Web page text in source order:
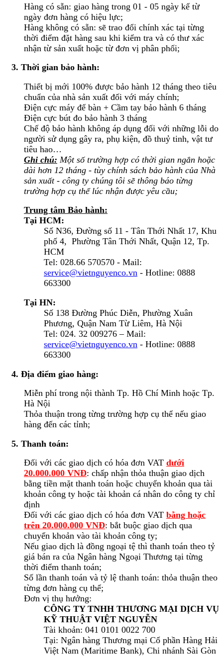
Hàng có sẵn: giao hàng trong 01 - 05 ngày kể từ
ngày đơn hàng có hiệu lực;
Hàng không có sẵn: sẽ trao đổi chính xác tại từng
thời điểm đặt hàng sau khi kiểm tra và có thư xác
nhận từ sản xuất hoặc từ đơn vị phân phối;
3. Thời gian bảo hành:
Thiết bị mới 100% được bảo hành 12 tháng theo tiêu
chuẩn của nhà sản xuất đối với máy chính;
Điện cực máy để bàn + Cầm tay bảo hành 6 tháng
Điện cực bút đo bảo hành 3 tháng
Chế độ bảo hành không áp dụng đối với những lỗi do
người sử dụng gây ra, phụ kiện, đồ thuỷ tinh, vật tư
tiêu hao…
Ghi chú: Một số trường hợp có thời gian ngắn hoặc
dài hơn 12 tháng - tùy chính sách bảo hành của Nhà
sản xuất - công ty chúng tôi sẽ thông báo từng
trường hợp cụ thể lúc nhận được yêu cầu;
Trung tâm Bảo hành:
Tại HCM:
Số N36, Đường số 11 - Tân Thới Nhất 17, Khu
phố 4, Phường Tân Thới Nhất, Quận 12, Tp.
HCM
Tel: 028.66 570570 - Mail:
service@vietnguyenco.vn - Hotline: 0888
663300
Tại HN:
Số 138 Đường Phúc Diễn, Phường Xuân
Phương, Quận Nam Từ Liêm, Hà Nội
Tel: 024. 32 009276 – Mail:
service@vietnguyenco.vn - Hotline: 0888
663300
4. Địa điểm giao hàng:
Miễn phí trong nội thành Tp. Hồ Chí Minh hoặc Tp.
Hà Nội
Thỏa thuận trong từng trường hợp cụ thể nếu giao
hàng đến các tỉnh;
5. Thanh toán:
Đối với các giao dịch có hóa đơn VAT dưới
20.000.000 VNĐ: chấp nhận thỏa thuận giao dịch
bằng tiền mặt thanh toán hoặc chuyển khoản qua tài
khoản công ty hoặc tài khoản cá nhân do công ty chỉ
định
Đối với các giao dịch có hóa đơn VAT bằng hoặc
trên 20.000.000 VNĐ: bắt buộc giao dịch qua
chuyển khoản vào tài khoản công ty;
Nếu giao dịch là đồng ngoại tệ thì thanh toán theo tỷ
giá bán ra của Ngân hàng Ngoại Thương tại từng
thời điểm thanh toán;
Số lần thanh toán và tỷ lệ thanh toán: thỏa thuận theo
từng đơn hàng cụ thể;
Đơn vị thụ hưởng:
CÔNG TY TNHH THƯƠNG MẠI DỊCH VỤ
KỸ THUẬT VIỆT NGUYỄN
Tài khoản: 041 0101 0022 700
Tại: Ngân hàng Thương mại Cổ phần Hàng Hải
Việt Nam (Maritime Bank), Chi nhánh Sài Gòn